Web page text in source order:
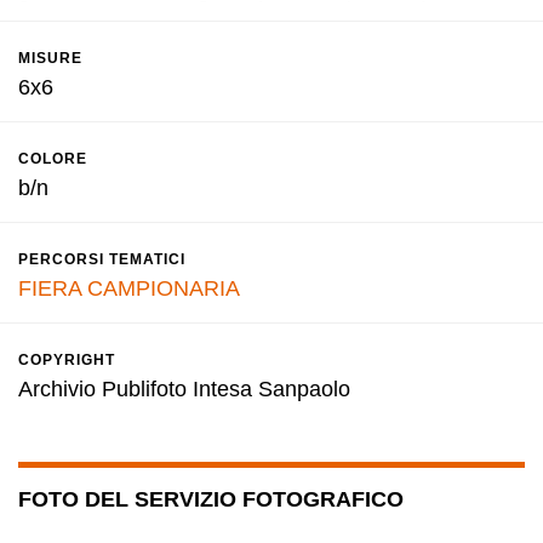
MISURE
6x6
COLORE
b/n
PERCORSI TEMATICI
FIERA CAMPIONARIA
COPYRIGHT
Archivio Publifoto Intesa Sanpaolo
FOTO DEL SERVIZIO FOTOGRAFICO